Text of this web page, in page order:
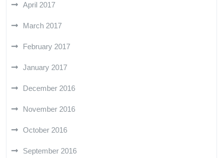
April 2017
March 2017
February 2017
January 2017
December 2016
November 2016
October 2016
September 2016